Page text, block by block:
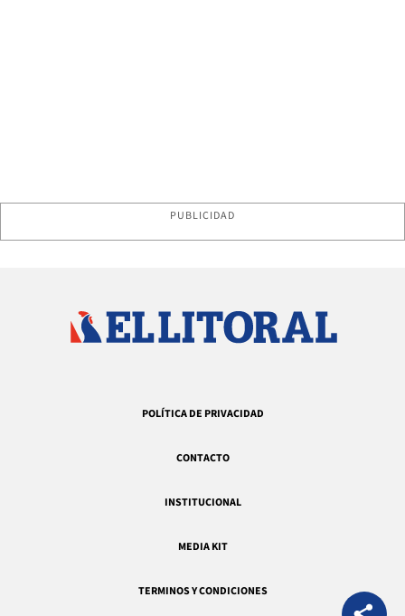
PUBLICIDAD
POLÍTICA DE PRIVACIDAD
CONTACTO
INSTITUCIONAL
MEDIA KIT
TERMINOS Y CONDICIONES